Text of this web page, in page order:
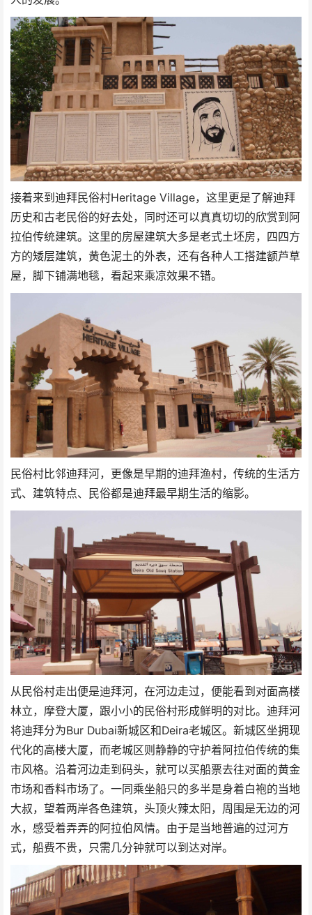
接着来到迪拜民俗村Heritage Village，这里更是了解迪拜
历史和古老民俗的好去处，同时还可以真真切切的欣赏到阿
拉伯传统建筑。这里的房屋建筑大多是老式土坯房，四四方
方的矮层建筑，黄色泥土的外表，还有各种人工搭建额芦草
屋，脚下铺满地毯，看起来乘凉效果不错。
民俗村比邻迪拜河，更像是早期的迪拜渔村，传统的生活方
式、建筑特点、民俗都是迪拜最早期生活的缩影。
从民俗村走出便是迪拜河，在河边走过，便能看到对面高楼
林立，摩登大厦，跟小小的民俗村形成鲜明的对比。迪拜河
将迪拜分为Bur Dubai新城区和Deira老城区。新城区坐拥现
代化的高楼大厦，而老城区则静静的守护着阿拉伯传统的集
市风格。沿着河边走到码头，就可以买船票去往对面的黄金
市场和香料市场了。一同乘坐船只的多半是身着白袍的当地
大叔，望着两岸各色建筑，头顶火辣太阳，周围是无边的河
水，感受着弄弄的阿拉伯风情。由于是当地普遍的过河方
式，船费不贵，只需几分钟就可以到达对岸。